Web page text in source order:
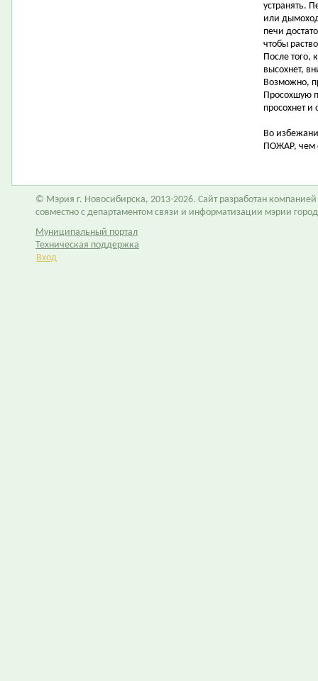
устранять.
или
печи
чтобы
После того,
высохнет,
Возможно,
Просохшую
просохнет и
Во
ПОЖАР, чем
© Мэрия г. Новосибирска, 2013-2026. Сайт разработан компанией
совместно с департаментом связи и информатизации мэрии
Муниципальный портал
Техническая поддержка
Вход